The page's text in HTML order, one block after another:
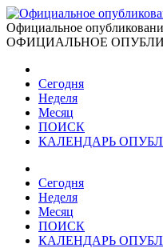
Официальное
ОФИЦИАЛЬНОЕ
Сегодня
Неделя
Месяц
ПОИСК
КАЛЕНДАРЬ
Сегодня
Неделя
Месяц
ПОИСК
КАЛЕНДАРЬ